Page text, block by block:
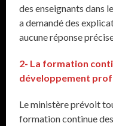
des enseignants dans
a demandé des
aucune réponse
2- La formation
développement
Le ministère prévoit
formation continue